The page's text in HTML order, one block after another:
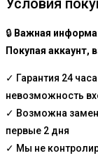
🔒 Важная
Покупая аккаунт,
✓ Гарантия 24
невозможность
✓ Возможна
первые 2 дня
✓ Мы не